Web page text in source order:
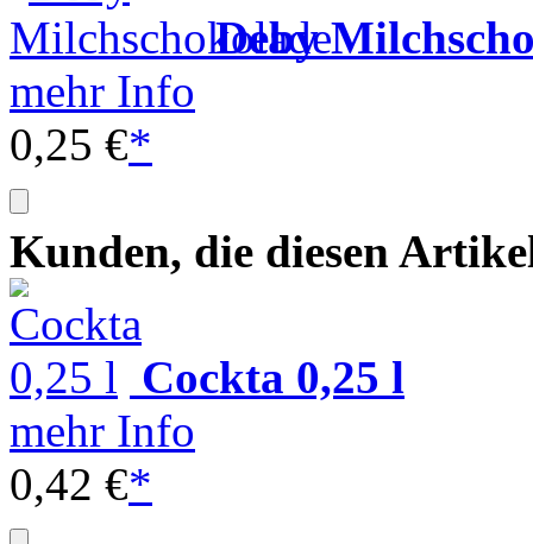
Deby
mehr Info
0,25 €*
Kunden, die diesen
Cockta 0,25 l
mehr Info
0,42 €*